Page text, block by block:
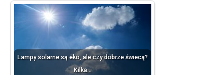
Lampy solarne są eko, ale czy dobrze świecą?
Kilka…